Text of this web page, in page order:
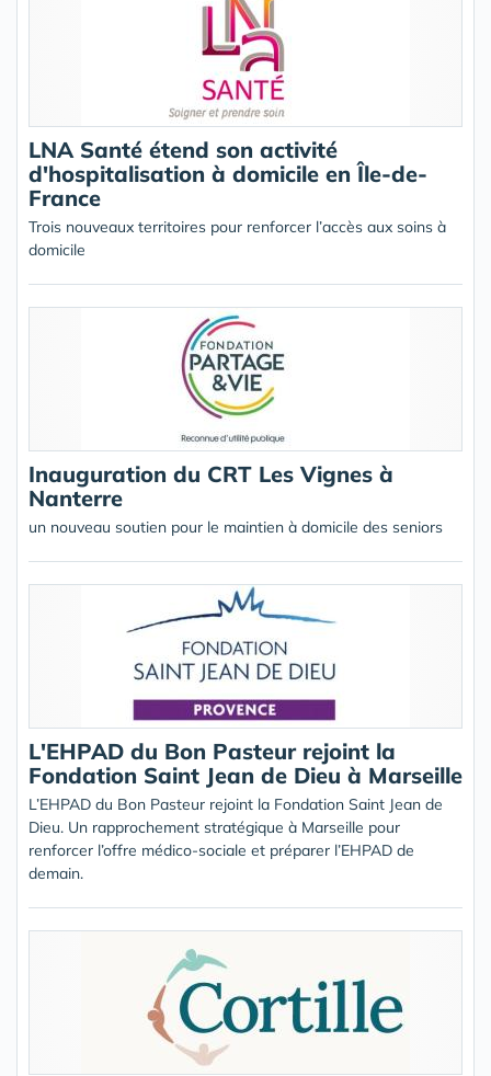
LNA Santé étend son activité
d'hospitalisation à domicile en Île-de-
France
Trois nouveaux territoires pour renforcer l’accès aux soins à
domicile
Inauguration du CRT Les Vignes à
Nanterre
un nouveau soutien pour le maintien à domicile des seniors
L'EHPAD du Bon Pasteur rejoint la
Fondation Saint Jean de Dieu à Marseille
L’EHPAD du Bon Pasteur rejoint la Fondation Saint Jean de
Dieu. Un rapprochement stratégique à Marseille pour
renforcer l’offre médico-sociale et préparer l’EHPAD de
demain.